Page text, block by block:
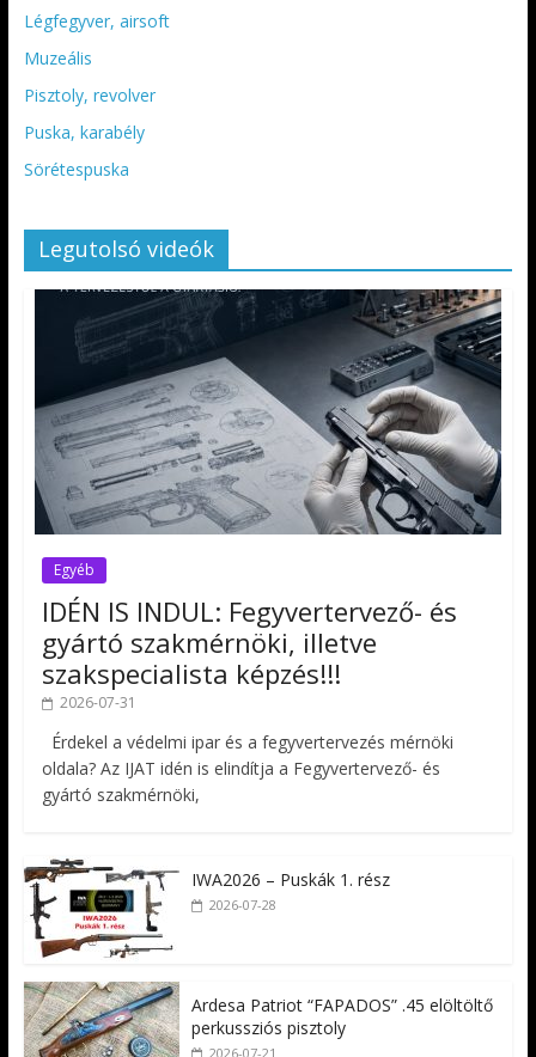
Légfegyver, airsoft
Muzeális
Pisztoly, revolver
Puska, karabély
Sörétespuska
Legutolsó videók
Egyéb
IDÉN IS INDUL: Fegyvertervező- és
gyártó szakmérnöki, illetve
szakspecialista képzés!!!
2026-07-31
Érdekel a védelmi ipar és a fegyvertervezés mérnöki
oldala? Az IJAT idén is elindítja a Fegyvertervező- és
gyártó szakmérnöki,
IWA2026 – Puskák 1. rész
2026-07-28
Ardesa Patriot “FAPADOS” .45 elöltöltő
perkussziós pisztoly
2026-07-21